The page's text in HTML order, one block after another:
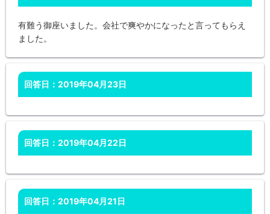
有難う御座いました。会社で爽やかになったと言ってもらえ
ました。
回答日：2019年04月23日
回答日：2019年04月22日
回答日：2019年04月21日